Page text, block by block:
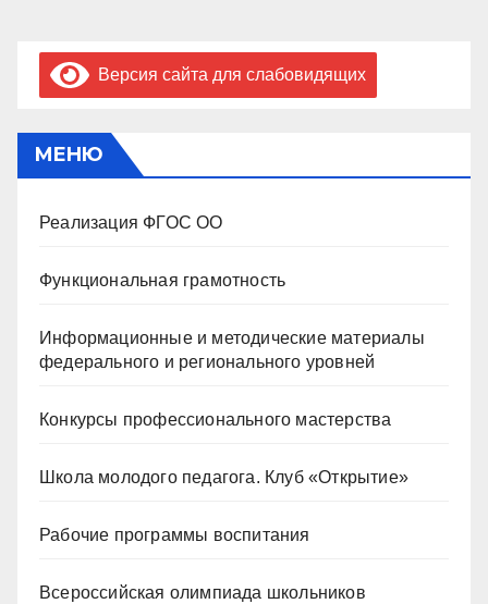
Версия сайта для слабовидящих
МЕНЮ
Реализация ФГОС ОО
Функциональная грамотность
Информационные и методические материалы
федерального и регионального уровней
Конкурсы профессионального мастерства
Школа молодого педагога. Клуб «Открытие»
Рабочие программы воспитания
Всероссийская олимпиада школьников